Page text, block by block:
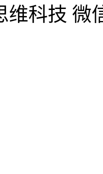
维科技 微